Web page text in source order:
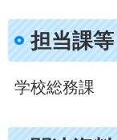
担当課等
学校総務課